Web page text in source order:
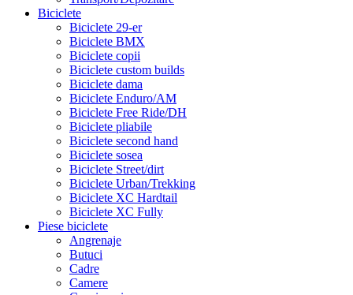
Biciclete
Biciclete 29-er
Biciclete BMX
Biciclete copii
Biciclete custom builds
Biciclete dama
Biciclete Enduro/AM
Biciclete Free Ride/DH
Biciclete pliabile
Biciclete second hand
Biciclete sosea
Biciclete Street/dirt
Biciclete Urban/Trekking
Biciclete XC Hardtail
Biciclete XC Fully
Piese biciclete
Angrenaje
Butuci
Cadre
Camere